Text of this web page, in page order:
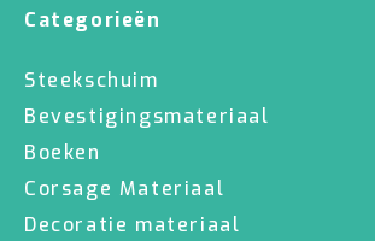
Categorieën
Steekschuim
Bevestigingsmateriaal
Boeken
Corsage Materiaal
Decoratie materiaal